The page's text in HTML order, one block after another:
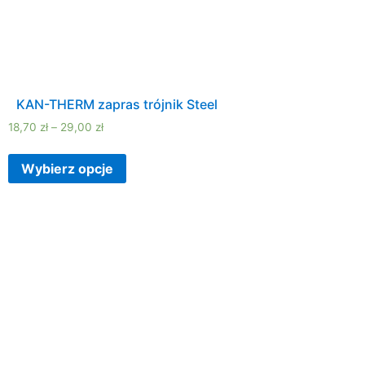
KAN-THERM zapras trójnik Steel
18,70 zł – 29,00 zł
Wybierz opcje